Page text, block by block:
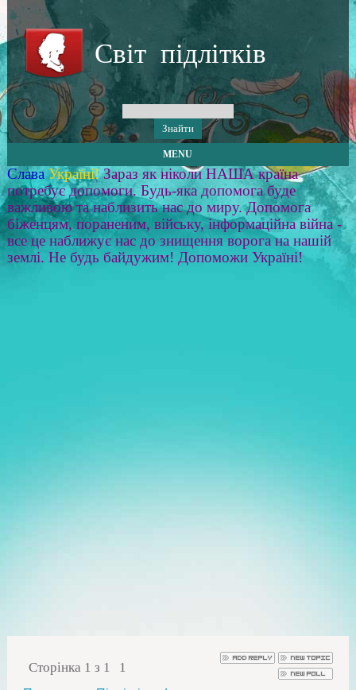
Світ підлітків
MENU
Слава Україні! Зараз як ніколи НАША країна
потребує допомоги. Будь-яка допомога буде
важливою та наблизить нас до миру. Допомога
біженцям, пораненим, війську, інформаційна війна -
все це наближує нас до знищення ворога на нашій
землі. Не будь байдужим! Допоможи Україні!
Сторінка 1 з 1 1